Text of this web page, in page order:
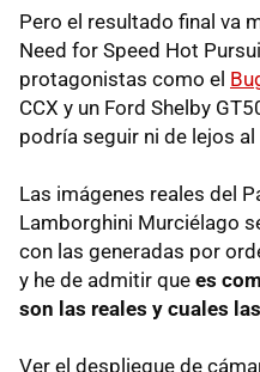
Pero el resultado final va
Need for Speed Hot
protagonistas como el
CCX y un Ford Shelby
podría seguir ni de lejos
Las imágenes reales del
Lamborghini Murciélago
con las generadas por
y he de admitir que es
son las reales y cuales
Ver el despliegue de